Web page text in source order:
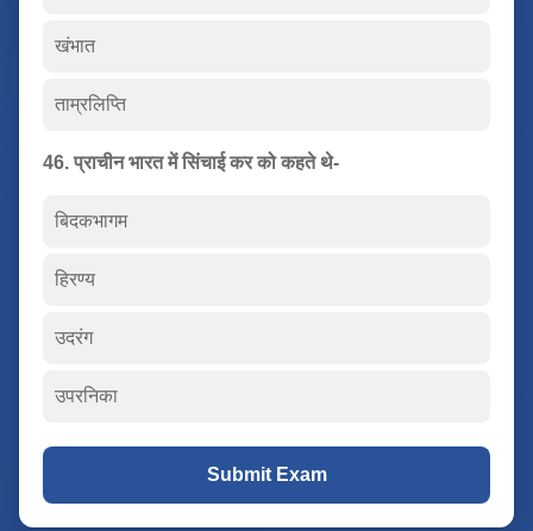
खंभात
ताम्रलिप्ति
46. प्राचीन भारत में सिंचाई कर को कहते थे-
बिदकभागम
हिरण्य
उदरंग
उपरनिका
Submit Exam